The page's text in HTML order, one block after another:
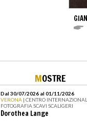
MOSTRE
Dal 30/07/2026 al 01/11/2026
VERONA | CENTRO
FOTOGRAFIA SCAVI SCALIGERI
Dorothea Lange